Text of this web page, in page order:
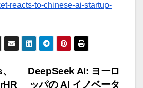
reacts-to-chinese-ai-startup-
DeepSeek AI: ヨーロ
ッパの AI イノベータ